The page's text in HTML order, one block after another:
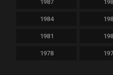
1987
1984
1981
1978